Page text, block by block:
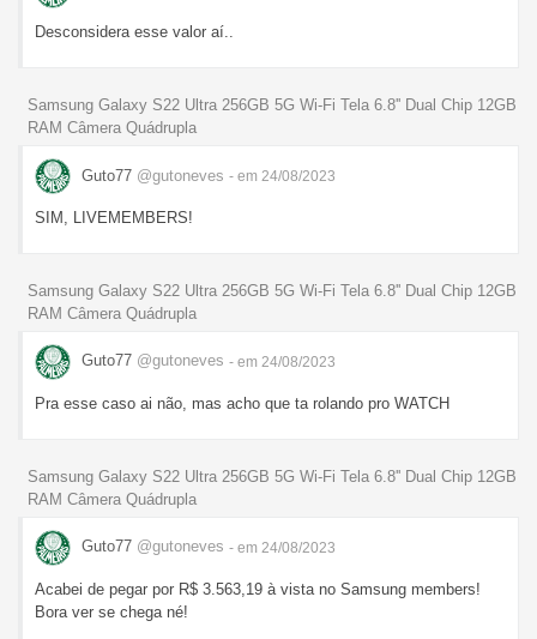
Desconsidera esse valor aí..
Samsung Galaxy S22 Ultra 256GB 5G Wi-Fi Tela 6.8'' Dual Chip 12GB
RAM Câmera Quádrupla
Guto77 @gutoneves - em 24/08/2023
SIM, LIVEMEMBERS!
Samsung Galaxy S22 Ultra 256GB 5G Wi-Fi Tela 6.8'' Dual Chip 12GB
RAM Câmera Quádrupla
Guto77 @gutoneves - em 24/08/2023
Pra esse caso ai não, mas acho que ta rolando pro WATCH
Samsung Galaxy S22 Ultra 256GB 5G Wi-Fi Tela 6.8'' Dual Chip 12GB
RAM Câmera Quádrupla
Guto77 @gutoneves - em 24/08/2023
Acabei de pegar por R$ 3.563,19 à vista no Samsung members!
Bora ver se chega né!